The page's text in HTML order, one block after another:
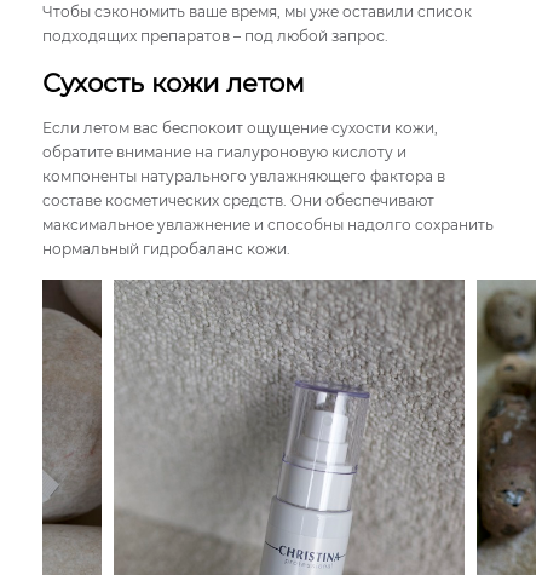
Чтобы сэкономить ваше время, мы уже оставили список
подходящих препаратов – под любой запрос.
Сухость кожи летом
Если летом вас беспокоит ощущение сухости кожи,
обратите внимание на гиалуроновую кислоту и
компоненты натурального увлажняющего фактора в
составе косметических средств. Они обеспечивают
максимальное увлажнение и способны надолго сохранить
нормальный гидробаланс кожи.